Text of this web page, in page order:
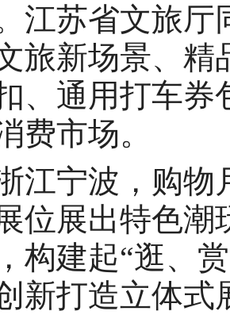
江苏省文旅厅
旅新场景、精
、通用打车
费市场。
宁波，购物
位展出特色
构建起“逛、
新打造立体